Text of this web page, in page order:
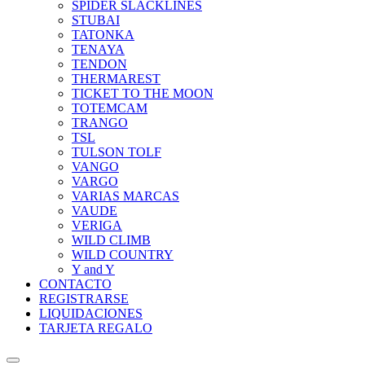
SPIDER SLACKLINES
STUBAI
TATONKA
TENAYA
TENDON
THERMAREST
TICKET TO THE MOON
TOTEMCAM
TRANGO
TSL
TULSON TOLF
VANGO
VARGO
VARIAS MARCAS
VAUDE
VERIGA
WILD CLIMB
WILD COUNTRY
Y and Y
CONTACTO
REGISTRARSE
LIQUIDACIONES
TARJETA REGALO